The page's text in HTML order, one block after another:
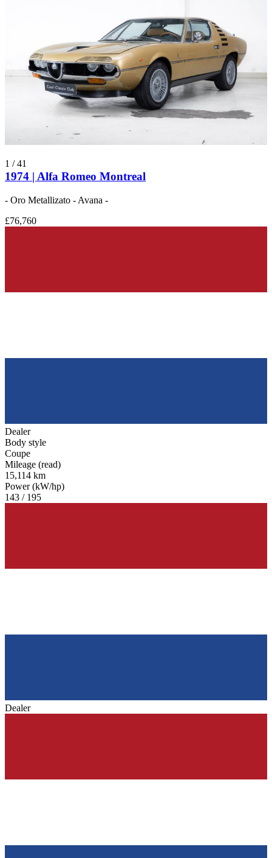
1 /41
1974 | Alfa Romeo Montreal
- Oro Metallizato - Avana -
£76,760
Dealer
Body style
Coupe
Mileage (read)
15,114 km
Power (kW/hp)
143 / 195
Dealer